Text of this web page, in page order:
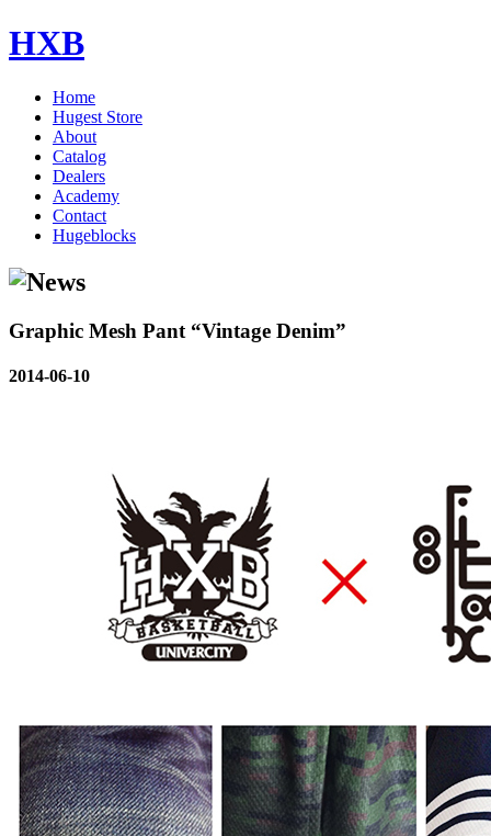
HXB
Home
Hugest Store
About
Catalog
Dealers
Academy
Contact
Hugeblocks
Graphic Mesh Pant “Vintage Denim”
2014-06-10